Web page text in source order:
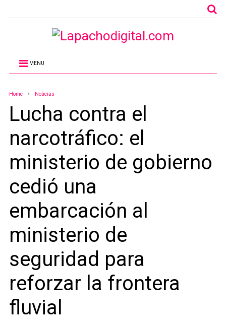
MENU
Home Noticias
Lucha contra el
narcotráfico: el
ministerio de gobierno
cedió una
embarcación al
ministerio de
seguridad para
reforzar la frontera
fluvial